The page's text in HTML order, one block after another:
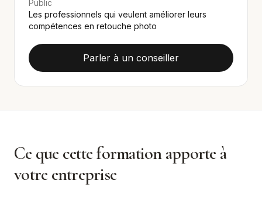
Public
Les professionnels qui veulent améliorer leurs
compétences en retouche photo
Parler à un conseiller
Ce que cette formation apporte à
votre entreprise